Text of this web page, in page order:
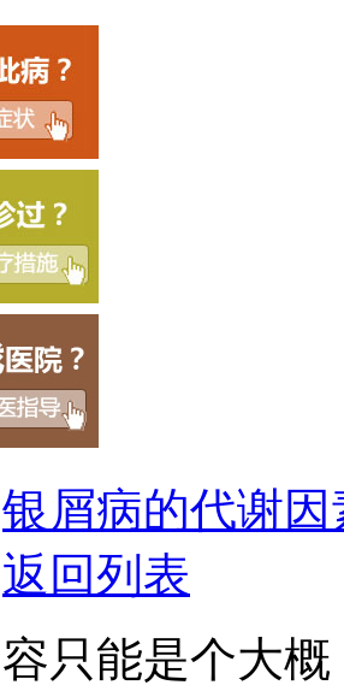
银屑病的代谢因
返回列表
只能是个大